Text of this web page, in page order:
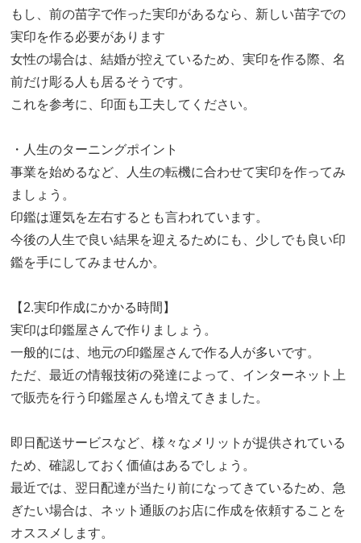
もし、前の苗字で作った実印があるなら、新しい苗字での
実印を作る必要があります
女性の場合は、結婚が控えているため、実印を作る際、名
前だけ彫る人も居るそうです。
これを参考に、印面も工夫してください。
・人生のターニングポイント
事業を始めるなど、人生の転機に合わせて実印を作ってみ
ましょう。
印鑑は運気を左右するとも言われています。
今後の人生で良い結果を迎えるためにも、少しでも良い印
鑑を手にしてみませんか。
【2.実印作成にかかる時間】
実印は印鑑屋さんで作りましょう。
一般的には、地元の印鑑屋さんで作る人が多いです。
ただ、最近の情報技術の発達によって、インターネット上
で販売を行う印鑑屋さんも増えてきました。
即日配送サービスなど、様々なメリットが提供されている
ため、確認しておく価値はあるでしょう。
最近では、翌日配達が当たり前になってきているため、急
ぎたい場合は、ネット通販のお店に作成を依頼することを
オススメします。